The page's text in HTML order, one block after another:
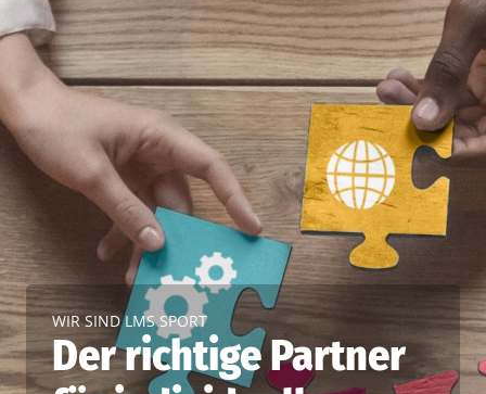
WIR SIND LMS SPORT
Der richtige Partner